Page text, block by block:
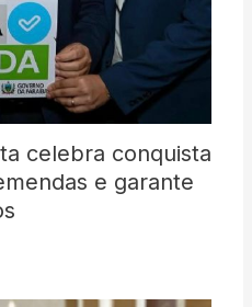
celebra conquista
e garante